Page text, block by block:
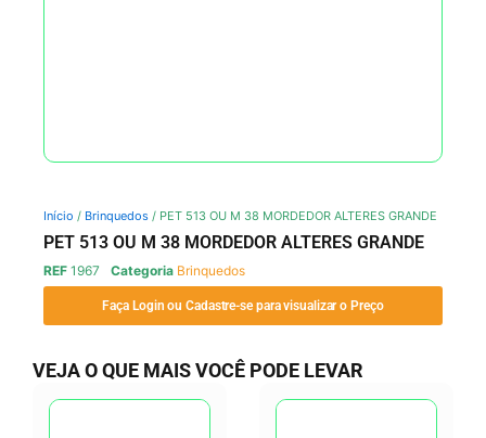
Início / Brinquedos / PET 513 OU M 38 MORDEDOR ALTERES GRANDE
PET 513 OU M 38 MORDEDOR ALTERES GRANDE
REF 1967 Categoria Brinquedos
Faça Login ou Cadastre-se para visualizar o Preço
VEJA O QUE MAIS VOCÊ PODE LEVAR